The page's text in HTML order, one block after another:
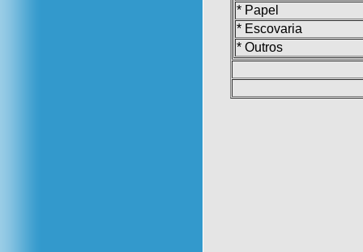
* Papel
* Escovaria
* Outros